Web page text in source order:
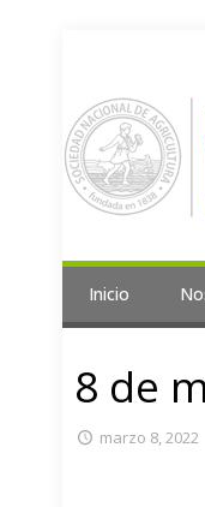
Inicio
8 de
marzo 8, 2022